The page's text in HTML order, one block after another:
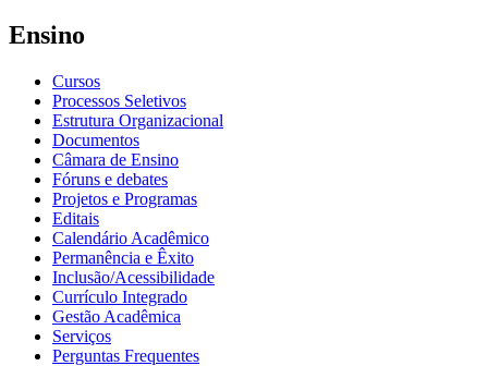
Ensino
Cursos
Processos Seletivos
Estrutura Organizacional
Documentos
Câmara de Ensino
Fóruns e debates
Projetos e Programas
Editais
Calendário Acadêmico
Permanência e Êxito
Inclusão/Acessibilidade
Currículo Integrado
Gestão Acadêmica
Serviços
Perguntas Frequentes